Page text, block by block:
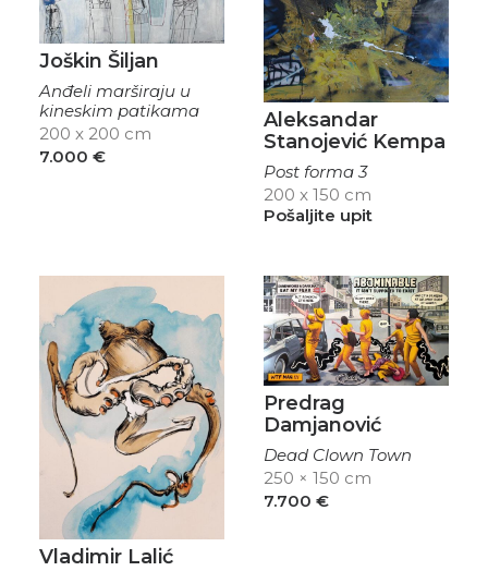
Joškin Šiljan
Anđeli marširaju u
kineskim patikama
200 x 200 cm
7.000 €
Aleksandar
Stanojević Kempa
Post forma 3
200 x 150 cm
Pošaljite upit
Vladimir Lalić
Predrag
Damjanović
Dead Clown Town
250 × 150 cm
7.700 €